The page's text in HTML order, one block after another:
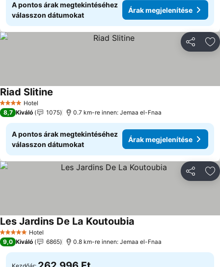
A pontos árak megtekintéséhez
válasszon dátumokat
Árak megjelenítése
4 KategóriaHotel
Riad Slitine
8,7 Kiváló 1075 0.7 km-re innen: Jemaa el-Fnaa
A pontos árak megtekintéséhez
válasszon dátumokat
Árak megjelenítése
5 KategóriaHotel
Les Jardins De La Koutoubia
9,0 Kiváló 6865 0.8 km-re innen: Jemaa el-Fnaa
Kezdőár: